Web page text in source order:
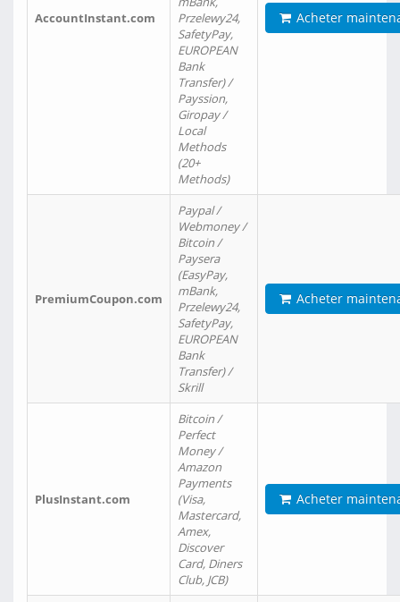
AccountInstant.com
Przelewy24,
SafetyPay,
EUROPEAN
Bank
Transfer) /
Payssion,
Giropay /
Local
Methods
(20+
Methods)
Acheter
PremiumCoupon.com
Paypal /
Webmoney /
Bitcoin /
Paysera
(EasyPay,
mBank,
Przelewy24,
SafetyPay,
EUROPEAN
Bank
Transfer) /
Skrill
Acheter
PlusInstant.com
Bitcoin /
Perfect
Money /
Amazon
Payments
(Visa,
Mastercard,
Amex,
Discover
Card, Diners
Club, JCB)
Acheter